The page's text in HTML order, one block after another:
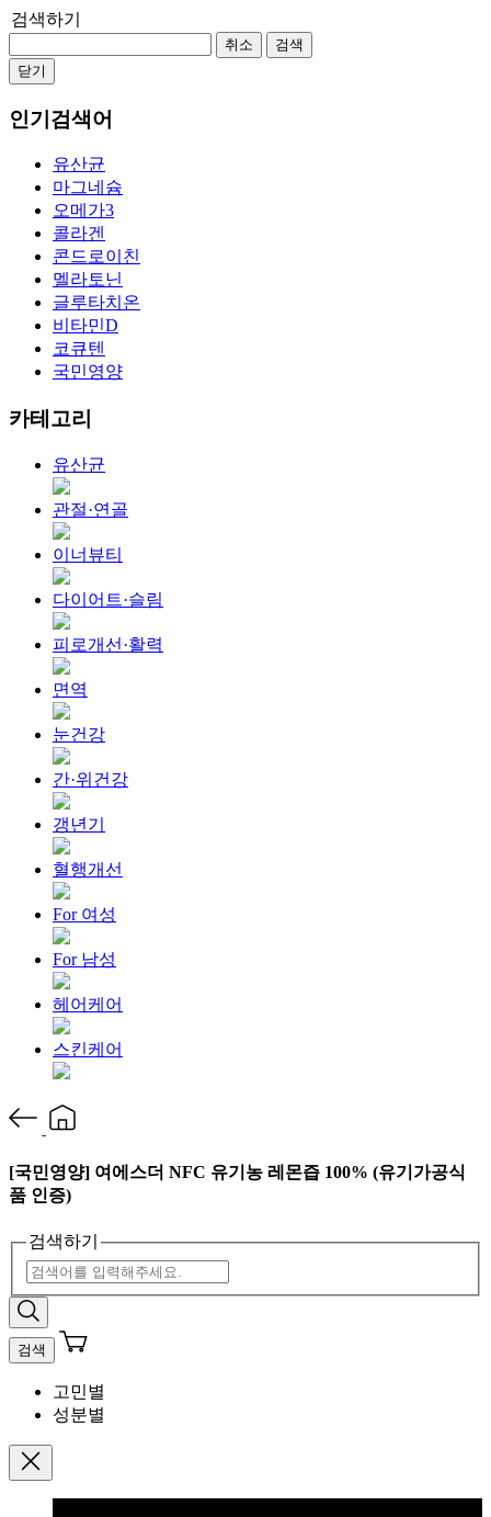
검색하기
취소
검색
닫기
인기검색어
유산균
마그네슘
오메가3
콜라겐
콘드로이친
멜라토닌
글루타치온
비타민D
코큐텐
국민영양
카테고리
유산균
관절·연골
이너뷰티
다이어트·슬림
피로개선·활력
면역
눈건강
간·위건강
갱년기
혈행개선
For 여성
For 남성
헤어케어
스킨케어
[국민영양] 여에스더 NFC 유기농 레몬즙 100% (유기가공식
품 인증)
검색하기
검색
고민별
성분별